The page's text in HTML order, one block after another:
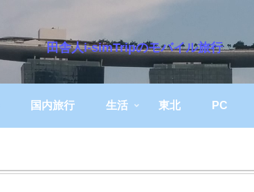
田舎人i-simTripのモバイル旅行
国内旅行 生活 東北 PC